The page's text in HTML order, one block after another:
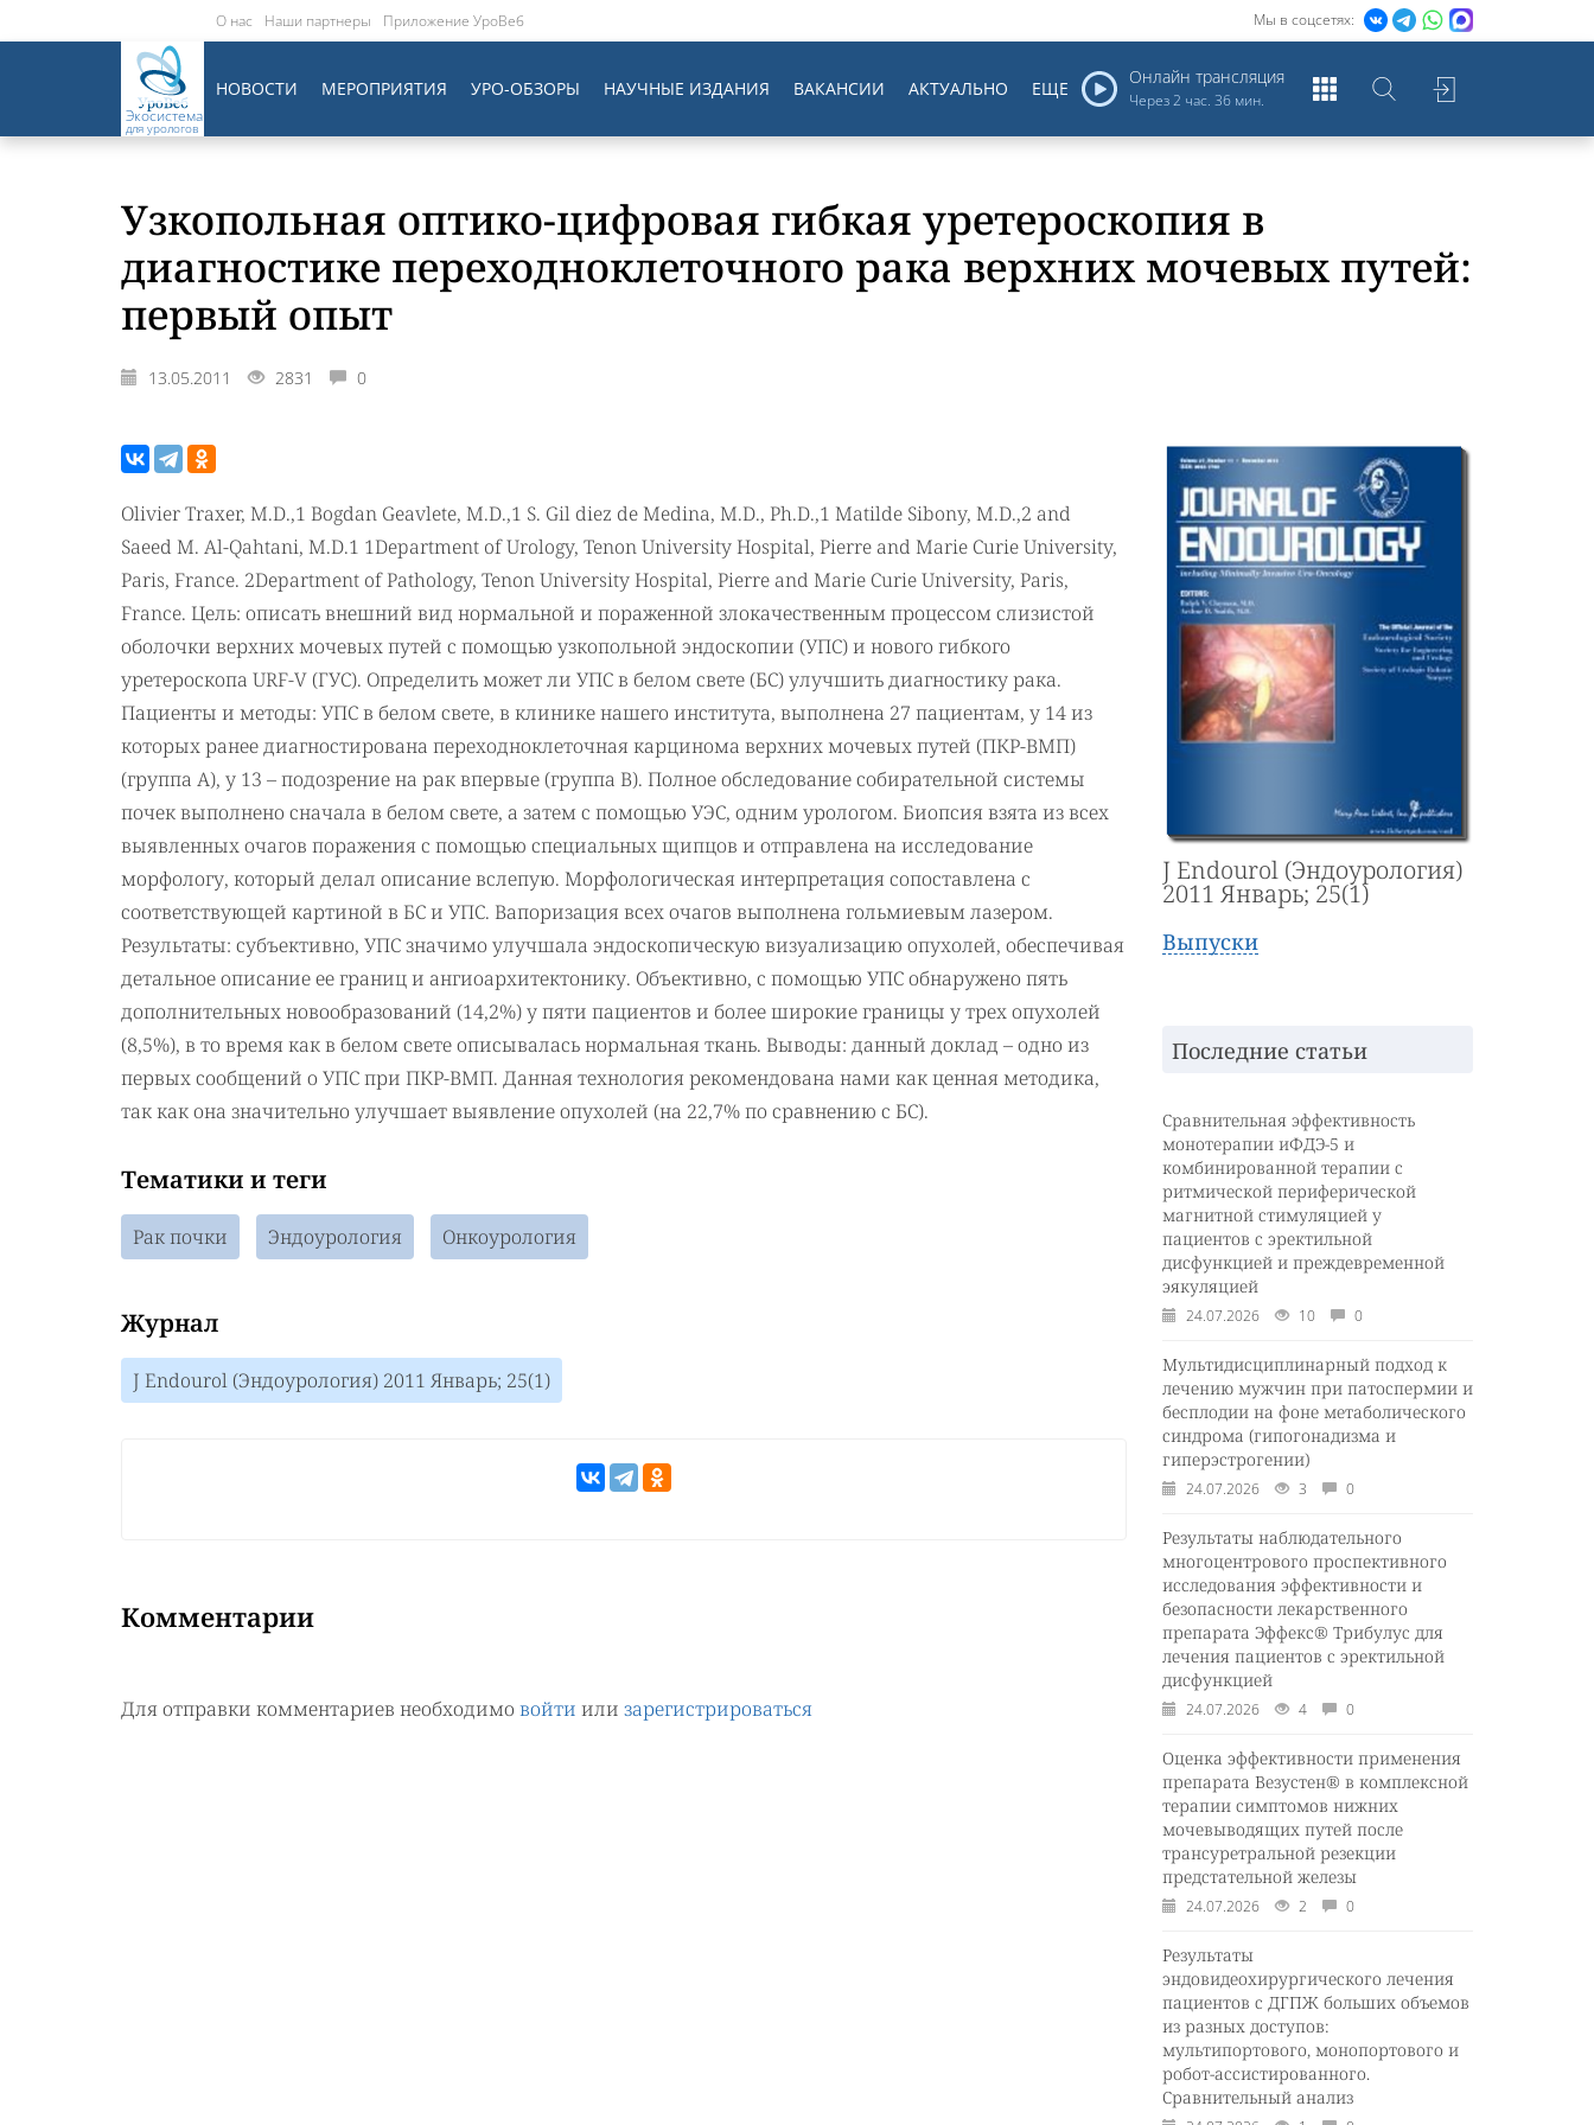
Мы в соцсетях:
О нас Наши партнеры Приложение УроВеб
Экосистема
для урологов
Онлайн трансляция
Через2 час. 36 мин.
НОВОСТИ МЕРОПРИЯТИЯ УРО-ОБЗОРЫ НАУЧНЫЕ ИЗДАНИЯ ВАКАНСИИ АКТУАЛЬНО ЕЩЕ
Узкопольная оптико-цифровая гибкая уретероскопия в
диагностике переходноклеточного рака верхних мочевых путей:
первый опыт
13.05.2011 2831 0
Olivier Traxer, M.D.,1 Bogdan Geavlete, M.D.,1 S. Gil diez de Medina, M.D., Ph.D.,1 Matilde Sibony, M.D.,2 and
Saeed M. Al-Qahtani, M.D.1 1Department of Urology, Tenon University Hospital, Pierre and Marie Curie University,
Paris, France. 2Department of Pathology, Tenon University Hospital, Pierre and Marie Curie University, Paris,
France. Цель: описать внешний вид нормальной и пораженной злокачественным процессом слизистой
оболочки верхних мочевых путей с помощью узкопольной эндоскопии (УПС) и нового гибкого
уретероскопа URF-V (ГУС). Определить может ли УПС в белом свете (БС) улучшить диагностику рака.
Пациенты и методы: УПС в белом свете, в клинике нашего института, выполнена 27 пациентам, у 14 из
которых ранее диагностирована переходноклеточная карцинома верхних мочевых путей (ПКР-ВМП)
(группа А), у 13 – подозрение на рак впервые (группа В). Полное обследование собирательной системы
почек выполнено сначала в белом свете, а затем с помощью УЭС, одним урологом. Биопсия взята из всех
выявленных очагов поражения с помощью специальных щипцов и отправлена на исследование
морфологу, который делал описание вслепую. Морфологическая интерпретация сопоставлена с
соответствующей картиной в БС и УПС. Вапоризация всех очагов выполнена гольмиевым лазером.
Результаты: субъективно, УПС значимо улучшала эндоскопическую визуализацию опухолей, обеспечивая
детальное описание ее границ и ангиоархитектонику. Объективно, с помощью УПС обнаружено пять
дополнительных новообразований (14,2%) у пяти пациентов и более широкие границы у трех опухолей
(8,5%), в то время как в белом свете описывалась нормальная ткань. Выводы: данный доклад – одно из
первых сообщений о УПС при ПКР-ВМП. Данная технология рекомендована нами как ценная методика,
так как она значительно улучшает выявление опухолей (на 22,7% по сравнению с БС).
Тематики и теги
Рак почки Эндоурология Онкоурология
Журнал
J Endourol (Эндоурология) 2011 Январь; 25(1)
Комментарии
Для отправки комментариев необходимо войти или зарегистрироваться
J Endourol (Эндоурология)
2011 Январь; 25(1)
Выпуски
Последние статьи
Сравнительная эффективность
монотерапии иФДЭ-5 и
комбинированной терапии с
ритмической периферической
магнитной стимуляцией у
пациентов с эректильной
дисфункцией и преждевременной
эякуляцией
24.07.2026 10 0
Мультидисциплинарный подход к
лечению мужчин при патоспермии и
бесплодии на фоне метаболического
синдрома (гипогонадизма и
гиперэстрогении)
24.07.2026 3 0
Результаты наблюдательного
многоцентрового проспективного
исследования эффективности и
безопасности лекарственного
препарата Эффекс® Трибулус для
лечения пациентов с эректильной
дисфункцией
24.07.2026 4 0
Оценка эффективности применения
препарата Везустен® в комплексной
терапии симптомов нижних
мочевыводящих путей после
трансуретральной резекции
предстательной железы
24.07.2026 2 0
Результаты
эндовидеохирургического лечения
пациентов с ДГПЖ больших объемов
из разных доступов:
мультипортового, монопортового и
робот-ассистированного.
Сравнительный анализ